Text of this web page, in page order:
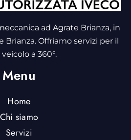
ad Agrate Brianza, in
Brianza. Offriamo servizi per il
a 360°.
Menu
Home
Chi siamo
Servizi